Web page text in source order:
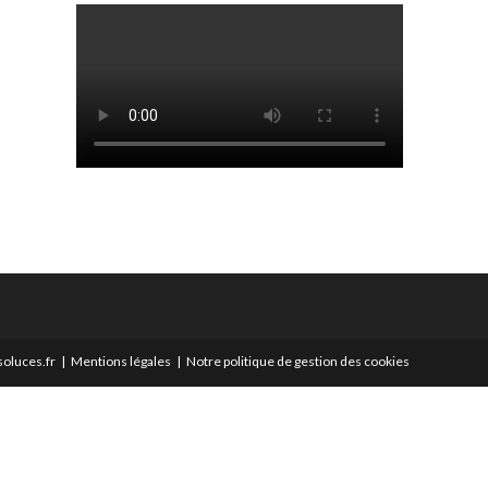
Mentions légales Notre politique de gestion des cookies